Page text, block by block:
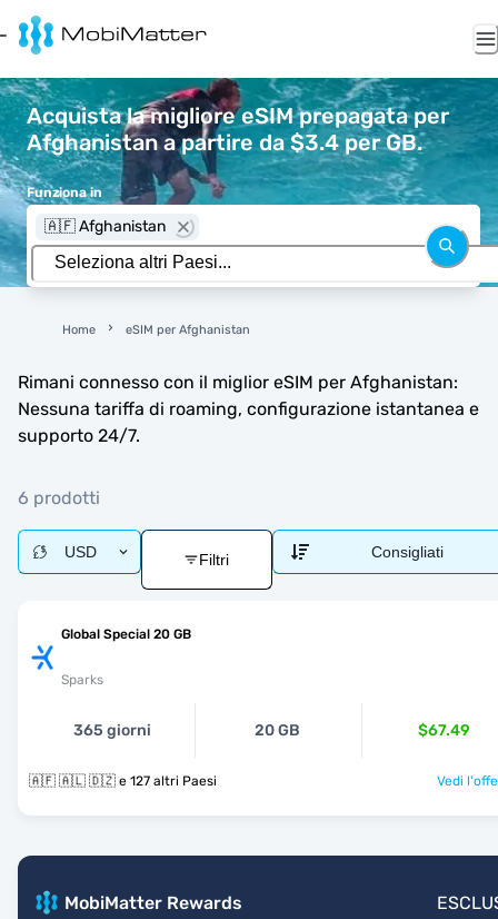
Acquista la migliore eSIM prepagata per
Afghanistan a partire da $3.4 per GB.
Funziona in
🇦🇫 Afghanistan
Home eSIM per Afghanistan
Rimani connesso con il miglior eSIM per Afghanistan:
Nessuna tariffa di roaming, configurazione istantanea e
supporto 24/7.
6 prodotti
USD Filtri Consigliati
Global Special 20 GB
Sparks
365 giorni 20 GB $67.49
🇦🇫 🇦🇱 🇩🇿 e 127 altri Paesi Vedi
MobiMatter Rewards